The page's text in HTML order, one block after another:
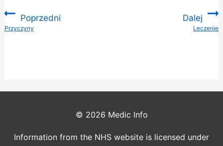
Poprzedni
:Przyczyny
Dalej
Leczenie
© 2026 Medic Info
Information from the NHS website is licensed under